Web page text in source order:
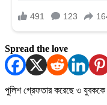
Spread the love
পুলিশ গ্রেফতার করেছে ৩ যুবককে